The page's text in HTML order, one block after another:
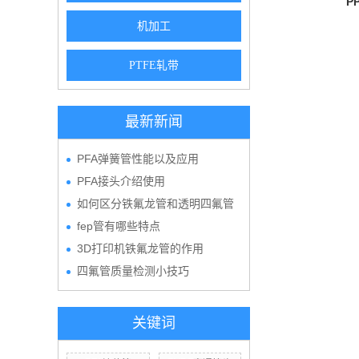
机加工
PTFE轧带
最新新闻
PFA弹簧管性能以及应用
PFA接头介绍使用
如何区分铁氟龙管和透明四氟管
fep管有哪些特点
3D打印机铁氟龙管的作用
四氟管质量检测小技巧
关键词